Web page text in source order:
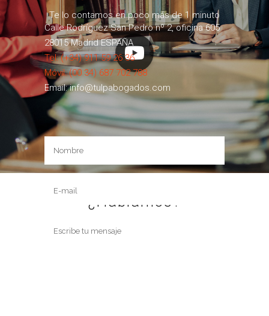
Te lo contamos en poco más de 1 minuto
¿Hablamos?
+34 911 59 26
Calle Rodríguez San Pedro nº 2, oficina 605
28015 Madrid ESPAÑA
Tel: (+34) 911 59 26 36
Móvil: (00 34) 687 702 788
Email: info@tulpabogados.com